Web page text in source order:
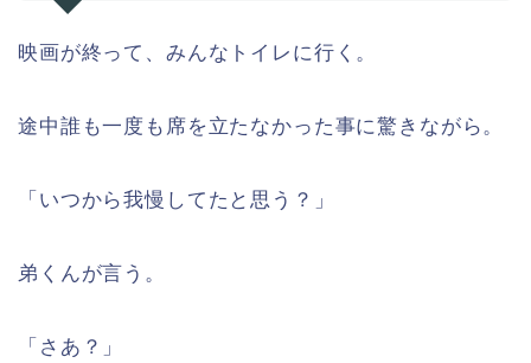
映画が終って、みんなトイレに行く。
途中誰も一度も席を立たなかった事に驚きながら。
「いつから我慢してたと思う？」
弟くんが言う。
「さあ？」